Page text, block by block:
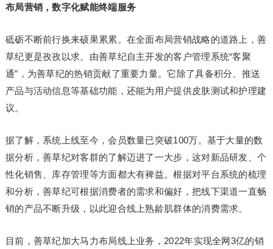
布局营销，数字化赋能终端服务
砥砺不断前行换来硕果累累。在全面布局营销战略的道路上，善
草纪更是孜孜以求。由善草纪自主开发的客户管理系统“客聚
通”，为善草纪的热销贡献了重要力量。它除了具备积分、推送
产品与活动信息等基础功能，还能为用户提供皮肤测试和护理建
议。
据了解，系统上线至今，会员数量已突破100万。基于大量的数
据分析，善草纪对客群的了解迈进了一大步，这对新品研发、个
性化销售、库存管理等方面都大有裨益。根据对平台系统的梳理
和分析，善草纪可根据消费者的需求和偏好，把线下渠道一直畅
销的产品不断升级，以此迎合线上熟龄肌群体的消费需求。
目前，善草纪加大马力布局线上业务，2022年实现全网3亿的销